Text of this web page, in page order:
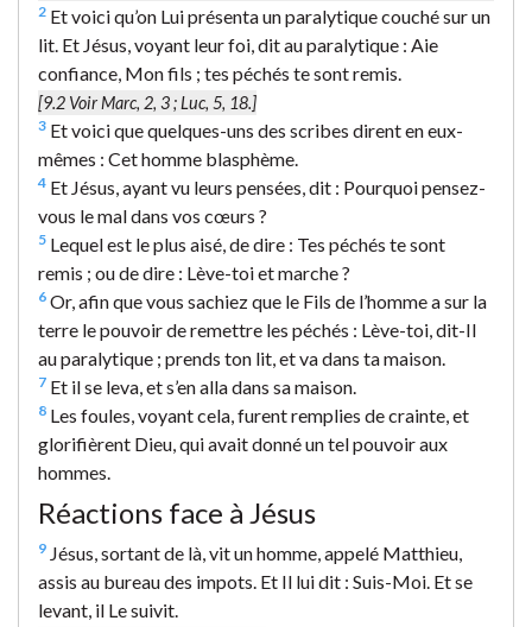
2 Et voici qu’on Lui présenta un paralytique couché sur un
lit. Et Jésus, voyant leur foi, dit au paralytique : Aie
confiance, Mon fils ; tes péchés te sont remis.
[9.2 Voir Marc, 2, 3 ; Luc, 5, 18.]
3 Et voici que quelques-uns des scribes dirent en eux-
mêmes : Cet homme blasphème.
4 Et Jésus, ayant vu leurs pensées, dit : Pourquoi pensez-
vous le mal dans vos cœurs ?
5 Lequel est le plus aisé, de dire : Tes péchés te sont
remis ; ou de dire : Lève-toi et marche ?
6 Or, afin que vous sachiez que le Fils de l’homme a sur la
terre le pouvoir de remettre les péchés : Lève-toi, dit-Il
au paralytique ; prends ton lit, et va dans ta maison.
7 Et il se leva, et s’en alla dans sa maison.
8 Les foules, voyant cela, furent remplies de crainte, et
glorifièrent Dieu, qui avait donné un tel pouvoir aux
hommes.
Réactions face à Jésus
9 Jésus, sortant de là, vit un homme, appelé Matthieu,
assis au bureau des impots. Et Il lui dit : Suis-Moi. Et se
levant, il Le suivit.